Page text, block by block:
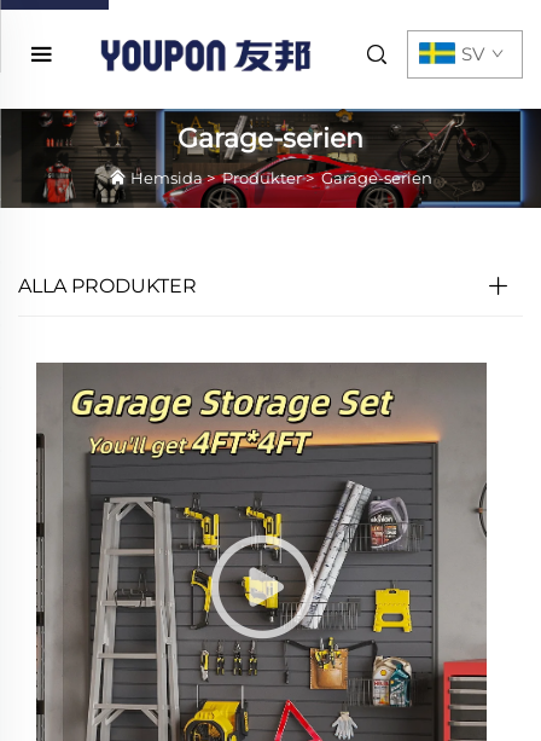
SV
Garage-serien
Hemsida>Produkter>Garage-serien
ALLA PRODUKTER